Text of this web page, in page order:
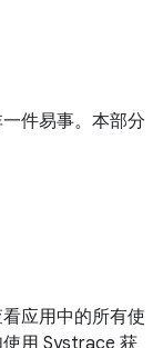
件易事。本部分
应用中的所有使
用 Systrace 获